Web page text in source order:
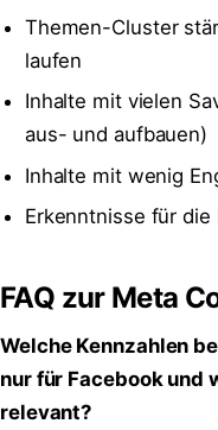
Themen-Cluster
laufen
Inhalte mit vielen
aus- und aufbauen)
Inhalte mit wenig
Erkenntnisse für
FAQ zur Meta
Welche Kennzahlen
nur für Facebook und
relevant?